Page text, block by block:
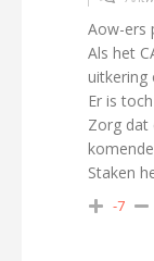
Aow-ers
Als het
uitkering
Er is
Zorg dat
Staken
-7